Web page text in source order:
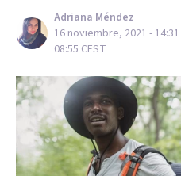
Adriana Méndez
16 noviembre, 2021 - 14:31
08:55 CEST